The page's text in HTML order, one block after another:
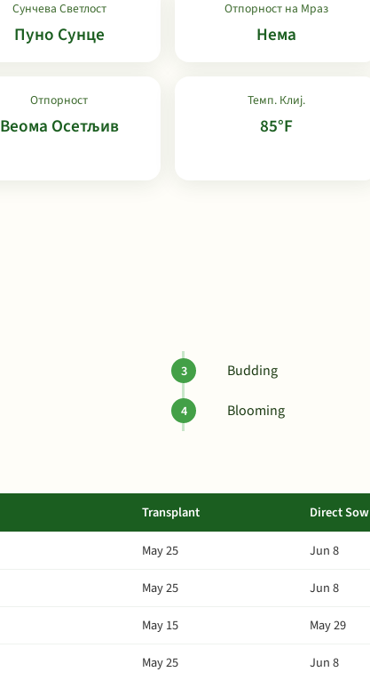
Сунчева Светлост
Пуно Сунце
Отпорност на Мраз
Нема
Отпорност
Веома Осетљив
Темп. Клиј.
85°F
Budding
Blooming
Transplant Direct Sow
May 25 Jun 8
May 25 Jun 8
May 15 May 29
May 25 Jun 8